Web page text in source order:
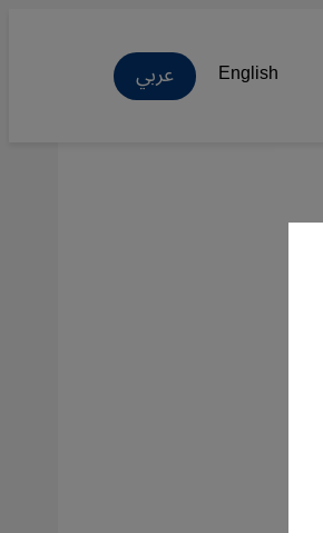
English عربي